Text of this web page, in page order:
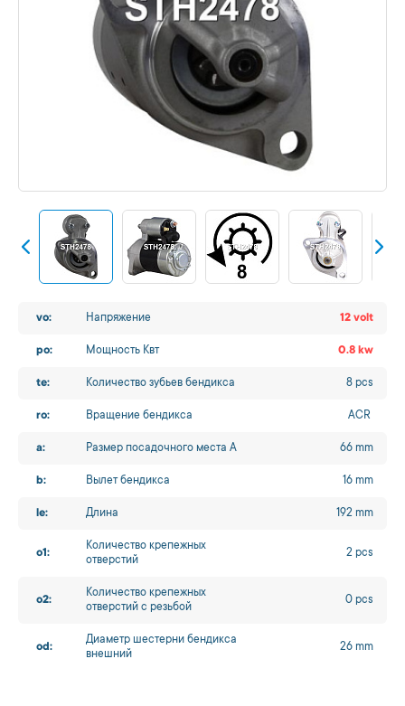
vo: Напряжение 12 volt
po: Мощность Квт 0.8 kw
te: Количество зубьев бендикса 8 pcs
ro: Вращение бендикса ACR
a: Размер посадочного места A 66 mm
b: Вылет бендикса 16 mm
le: Длина 192 mm
o1:
Количество крепежных
отверстий
2 pcs
o2:
Количество крепежных
отверстий с резьбой
0 pcs
od:
Диаметр шестерни бендикса
внешний
26 mm